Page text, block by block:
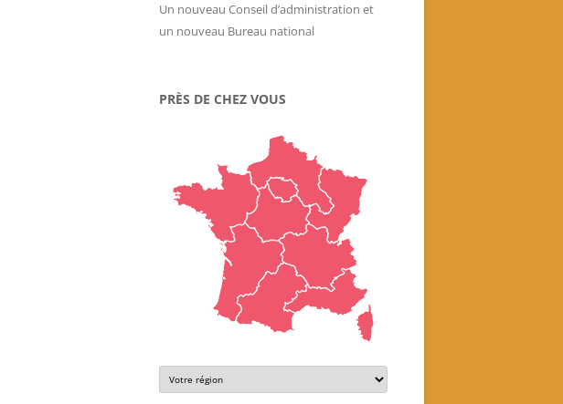
Un nouveau Conseil d’administration et
un nouveau Bureau national
PRÈS DE CHEZ VOUS